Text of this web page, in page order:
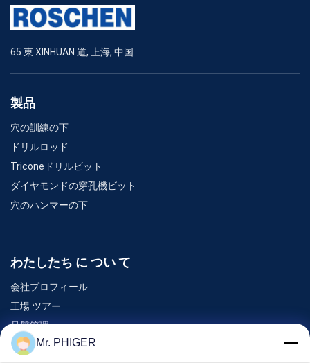
65 東 XINHUAN 道, 上海, 中国
製品
穴の訓練の下
ドリルロッド
Triconeドリルビット
ダイヤモンドの穿孔機ビット
穴のハンマーの下
わたしたち に つい て
会社プロフィール
工場 ツアー
品質管理
地図
Mr. PHIGER